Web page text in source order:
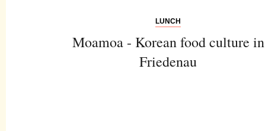
LUNCH
Moamoa - Korean food culture in
Friedenau